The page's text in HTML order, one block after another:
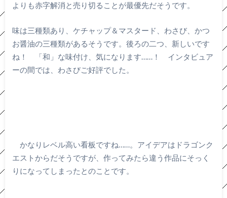
よりも赤字解消と売り切ることが最優先だそうです。
味は三種類あり、ケチャップ＆マスタード、わさび、かつ
お醤油の三種類があるそうです。後ろの二つ、新しいです
ね！ 「和」な味付け、気になります……！ インタビュア
ーの間では、わさびご好評でした。
かなりレベル高い看板ですね……。アイデアはドラゴンク
エストからだそうですが、作ってみたら違う作品にそっく
りになってしまったとのことです。